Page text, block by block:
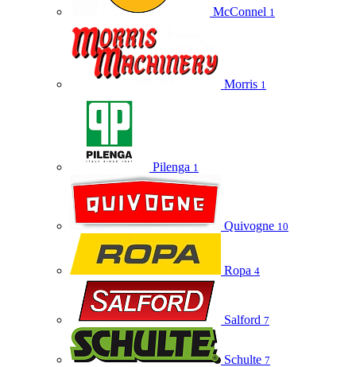
McConnel 1
Morris 1
Pilenga 1
Quivogne 10
Ropa 4
Salford 7
Schulte 7